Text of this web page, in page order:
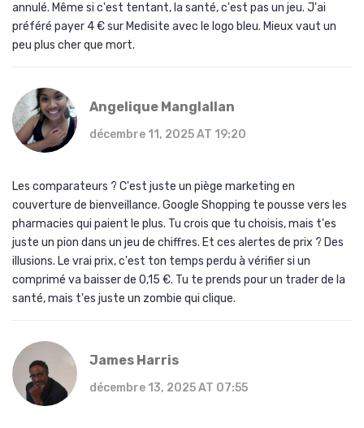
annulé. Même si c'est tentant, la santé, c'est pas un jeu. J'ai
préféré payer 4 € sur Medisite avec le logo bleu. Mieux vaut un
peu plus cher que mort.
Angelique Manglallan
décembre 11, 2025 AT 19:20
Les comparateurs ? C'est juste un piège marketing en
couverture de bienveillance. Google Shopping te pousse vers les
pharmacies qui paient le plus. Tu crois que tu choisis, mais t'es
juste un pion dans un jeu de chiffres. Et ces alertes de prix ? Des
illusions. Le vrai prix, c'est ton temps perdu à vérifier si un
comprimé va baisser de 0,15 €. Tu te prends pour un trader de la
santé, mais t'es juste un zombie qui clique.
James Harris
décembre 13, 2025 AT 07:55